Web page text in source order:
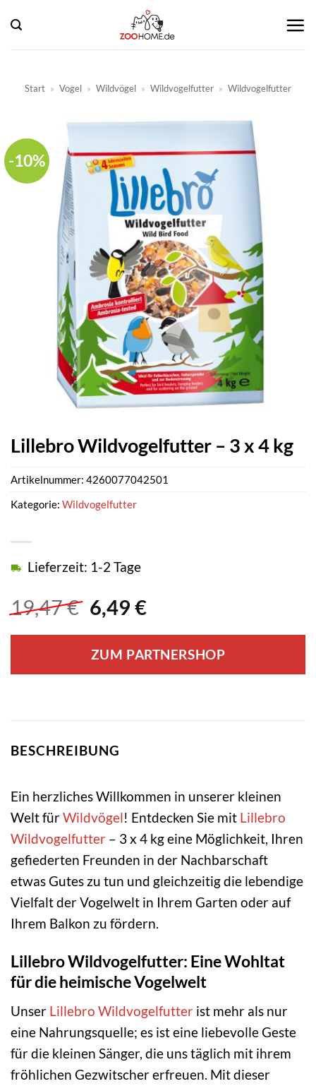
Inhalt
springen
Start » Vogel » Wildvögel » Wildvogelfutter » Wildvogelfutter
-10%
Lillebro Wildvogelfutter – 3 x 4 kg
19,47€ Ursprünglicher
war:
19,47 €
6,49 €Aktueller
ist:
6,49 €.
Lieferzeit: 1-2 Tage
ZUM PARTNERSHOP
Artikelnummer: 4260077042501
Kategorie: Wildvogelfutter
BESCHREIBUNG
Ein herzliches Willkommen in unserer kleinen
Welt fürWildvögel! Entdecken Sie mit Lillebro
Wildvogelfutter – 3 x 4 kg eine Möglichkeit, Ihren
gefiederten Freunden in der Nachbarschaft
etwas Gutes zu tun und gleichzeitig die lebendige
Vielfalt der Vogelwelt in Ihrem Garten oder auf
Ihrem Balkon zu fördern.
Lillebro Wildvogelfutter: Eine Wohltat
für die heimische Vogelwelt
Unser Lillebro Wildvogelfutter ist mehr als nur
eine Nahrungsquelle; es ist eine liebevolle Geste
für die kleinen Sänger, die uns täglich mit ihrem
fröhlichen Gezwitscher erfreuen. Mit dieser